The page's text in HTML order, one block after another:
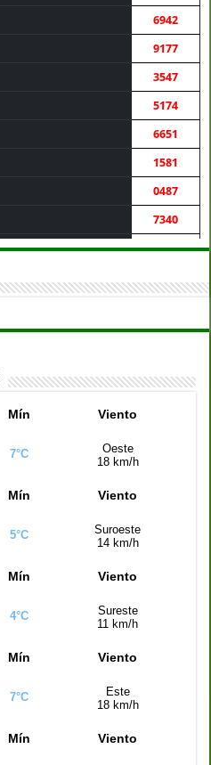
6942
9177
3547
5174
6651
1581
0487
7340
3120
9006
7337
Mín Viento
7°C
Oeste
18 km/h
Mín Viento
5°C
Suroeste
14 km/h
Mín Viento
4°C
Sureste
11 km/h
Mín Viento
7°C
Este
18 km/h
Mín Viento